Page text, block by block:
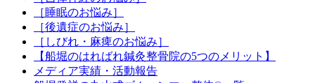
［睡眠のお悩み］
［後遺症のお悩み］
［しびれ・麻痺のお悩み］
【船堀のはればれ鍼灸整骨院の5つのメリット】
メディア実績・活動報告